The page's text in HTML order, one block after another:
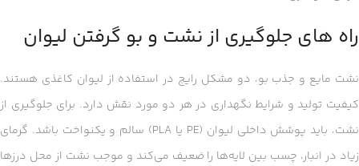
راه های جلوگیری از نشت و بو گرفتن لیوان
نشت مایع و جذب بو، دو مشکل رایج در استفاده از لیوان کاغذی هستند.
کیفیت تولید و شرایط نگهداری در هر دو مورد نقش دارد. برای جلوگیری از
نشت، باید پوشش داخلی لیوان (PE یا PLA) سالم و یکنواخت باشد. گرمای
زیاد در انبار، چسب بین لایه‌ها را ضعیف می‌کند و موجب نشت از محل درزها